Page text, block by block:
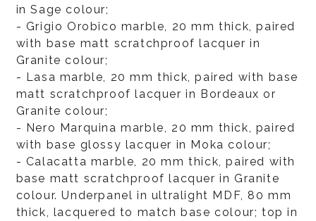
in Sage colour;
- Grigio Orobico marble, 20 mm thick, paired
with base matt scratchproof lacquer in
Granite colour;
- Lasa marble, 20 mm thick, paired with base
matt scratchproof lacquer in Bordeaux or
Granite colour;
- Nero Marquina marble, 20 mm thick, paired
with base glossy lacquer in Moka colour;
- Calacatta marble, 20 mm thick, paired with
base matt scratchproof lacquer in Granite
colour. Underpanel in ultralight MDF, 80 mm
thick, lacquered to match base colour; top in